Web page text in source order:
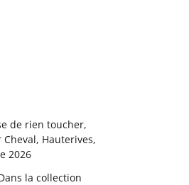
de rien toucher,
Hauterives,
2026
la collection